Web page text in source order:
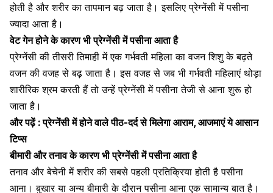
होती है और शरीर का तापमान बढ़ जाता है। इसलिए प्रेग्नेंसी में पसीना
ज्यादा आता है।
वेट गेन होने के कारण भी प्रेग्नेंसी में पसीना आता है
प्रेग्नेंसी की तीसरी तिमाही में एक गर्भवती महिला का वजन शिशु के बढ़ते
वजन की वजह से बढ़ जाता है। इस वजह से जब भी गर्भवती महिलाएं थोड़ा
शारीरिक श्रम करती हैं तो उन्हें प्रेग्नेंसी में पसीना तेजी से आना शुरू हो
जाता है।
और पढ़ें :प्रेग्नेंसी में होने वाले पीठ-दर्द से मिलेगा आराम, आजमाएं ये आसान
टिप्स
बीमारी और तनाव के कारण भी प्रेग्नेंसी में पसीना आता है
तनाव और बेचेनी में शरीर की सबसे पहली प्रतिक्रिया होती है पसीना
आना।बुखारया अन्य बीमारी के दौरान पसीना आना एक सामान्य बात है।